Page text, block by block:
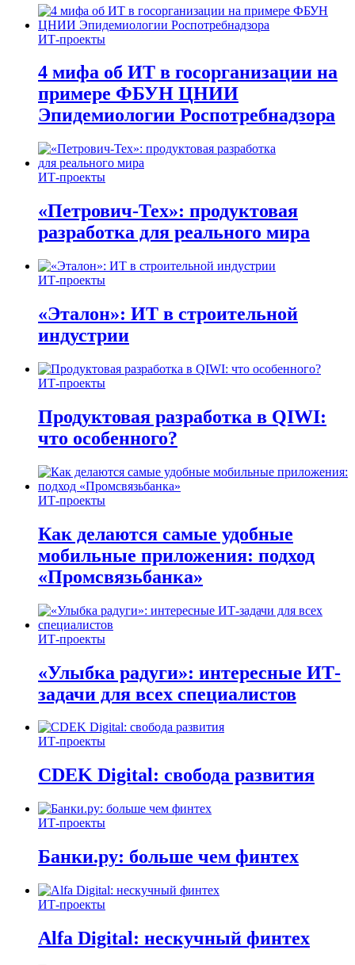
ИТ-проекты
4 мифа об ИТ в госорганизации на
примере ФБУН ЦНИИ
Эпидемиологии Роспотребнадзора
ИТ-проекты
«Петрович-Тех»: продуктовая
разработка для реального мира
ИТ-проекты
«Эталон»: ИТ в строительной
индустрии
ИТ-проекты
Продуктовая разработка в QIWI:
что особенного?
ИТ-проекты
Как делаются самые удобные
мобильные приложения: подход
«Промсвязьбанка»
ИТ-проекты
«Улыбка радуги»: интересные ИТ-
задачи для всех специалистов
ИТ-проекты
CDEK Digital: свобода развития
ИТ-проекты
Банки.ру: больше чем финтех
ИТ-проекты
Alfa Digital: нескучный финтех